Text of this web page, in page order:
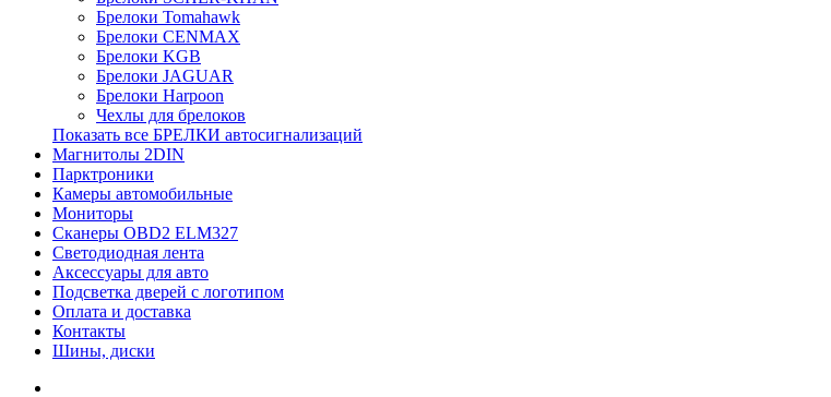
Брелоки Tomahawk
Брелоки CENMAX
Брелоки KGB
Брелоки JAGUAR
Брелоки Harpoon
Чехлы для брелоков
Показать все БРЕЛКИ автосигнализаций
Магнитолы 2DIN
Парктроники
Камеры автомобильные
Мониторы
Сканеры OBD2 ELM327
Светодиодная лента
Аксессуары для авто
Подсветка дверей с логотипом
Оплата и доставка
Контакты
Шины, диски